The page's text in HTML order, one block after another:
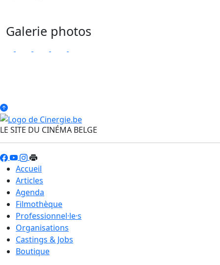
Galerie photos
LE SITE DU CINÉMA BELGE
Accueil
Articles
Agenda
Filmothèque
Professionnel·le·s
Organisations
Castings & Jobs
Boutique